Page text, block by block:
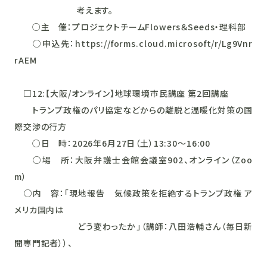
考えます。
○主 催：プロジェクトチームFlowers＆Seeds・理科部
○申込先：https://forms.cloud.microsoft/r/Lg9Vnr
rAEM
□12:【大阪/オンライン】地球環境市民講座 第2回講座
トランプ政権のパリ協定などからの離脱と温暖化対策の国
際交渉の行方
○日 時：2026年6月27日（土）13:30～16:00
○場 所：大阪弁護士会館会議室902、オンライン（Zoo
m）
○内 容：「現地報告 気候政策を拒絶するトランプ政権 ア
メリカ国内は
どう変わったか」（講師：八田浩輔さん（毎日新
聞専門記者））、